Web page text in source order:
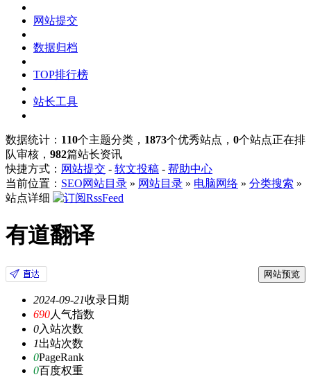
网站提交
数据归档
TOP排行榜
站长工具
数据统计： 110个主题分类， 1873个优秀站点， 0个站点正在排
队审核， 982篇站长资讯
快捷方式： 网站提交 - 软文投稿 - 帮助中心
当前位置： SEO网站目录 » 网站目录 » 电脑网络 » 分类搜索 »
站点详细
有道翻译
网站预览
2024-09-21收录日期
690人气指数
0入站次数
1出站次数
0PageRank
0百度权重